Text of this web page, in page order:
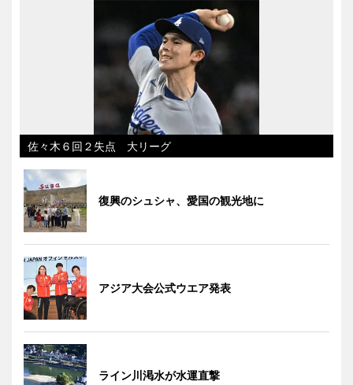
佐々木６回２失点 大リーグ
復興のシュシャ、愛国の観光地に
アジア大会公式ウエア発表
ライン川渇水が水運直撃